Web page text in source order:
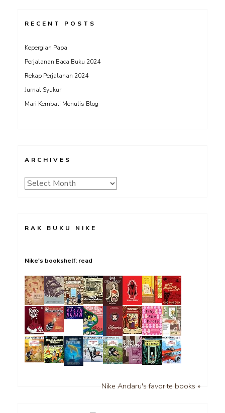
RECENT POSTS
Kepergian Papa
Perjalanan Baca Buku 2024
Rekap Perjalanan 2024
Jurnal Syukur
Mari Kembali Menulis Blog
ARCHIVES
Archives
RAK BUKU NIKE
Nike's bookshelf: read
Nike Andaru's favorite books »